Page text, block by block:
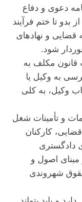
دعوی و دفاع
بدو تا ختم فرآیند
قضایی و نهادهای
شود.
قانون مکلف به
به وکیل یا
وکیل، به کلی
و تأمینات شغل
کارکنان
دادگستری
اصول و
شهروندی